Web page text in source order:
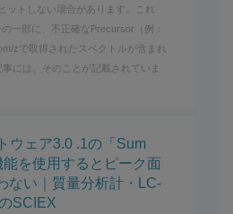
ットしない場合があります。これ
の一部に、不正確なPrecursor（例：
zで取得されたスペクトルが含まれ
には、そのことが記載されていま
ウェア3.0 .1の「Sum
を使用するとピーク面
ない｜質量分析計・LC-
SCIEX